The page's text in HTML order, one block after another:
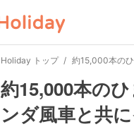
Holiday トップ 約15,000本の
約15,000本の
ンダ風車と共